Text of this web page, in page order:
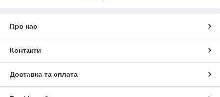
Про нас
Контакти
Доставка та оплата